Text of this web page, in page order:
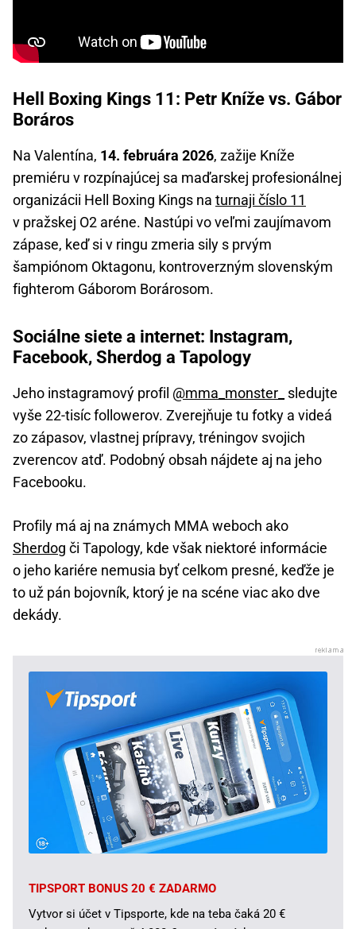
Hell Boxing Kings 11: Petr Kníže vs. Gábor
Boráros
Na Valentína, 14. februára 2026, zažije Kníže
premiéru v rozpínajúcej sa maďarskej profesionálnej
organizácii Hell Boxing Kings na turnaji číslo 11
v pražskej O2 aréne. Nastúpi vo veľmi zaujímavom
zápase, keď si v ringu zmeria sily s prvým
šampiónom Oktagonu, kontroverzným slovenským
fighterom Gáborom Borárosom.
Sociálne siete a internet: Instagram,
Facebook, Sherdog a Tapology
Jeho instagramový profil @mma_monster_
sledujte
vyše 22-tisíc followerov. Zverejňuje tu fotky a videá
zo zápasov, vlastnej prípravy, tréningov svojich
zverencov atď. Podobný obsah nájdete aj na jeho
Facebooku.
Profily má aj na známych MMA weboch ako
Sherdog či Tapology, kde však niektoré informácie
o jeho kariére nemusia byť celkom presné, keďže je
to už pán bojovník, ktorý je na scéne viac ako dve
dekády.
TIPSPORT BONUS 20 € ZADARMO
Vytvor si účet v Tipsporte, kde na teba čaká 20 €